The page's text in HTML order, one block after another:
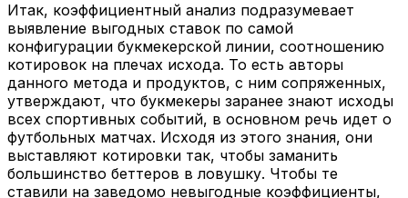
Итак, коэффициентный анализ подразумевает
выявление выгодных ставок по самой
конфигурации букмекерской линии, соотношению
котировок на плечах исхода. То есть авторы
данного метода и продуктов, с ним сопряженных,
утверждают, что букмекеры заранее знают исходы
всех спортивных событий, в основном речь идет о
футбольных матчах. Исходя из этого знания, они
выставляют котировки так, чтобы заманить
большинство беттеров в ловушку. Чтобы те
ставили на заведомо невыгодные коэффициенты,